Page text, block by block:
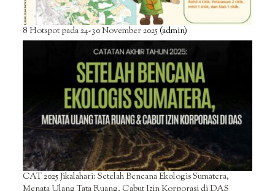
8 Hotspot pada 24-30 November 2025(admin)
CAT 2025 Jikalahari: Setelah Bencana Ekologis Sumatera,